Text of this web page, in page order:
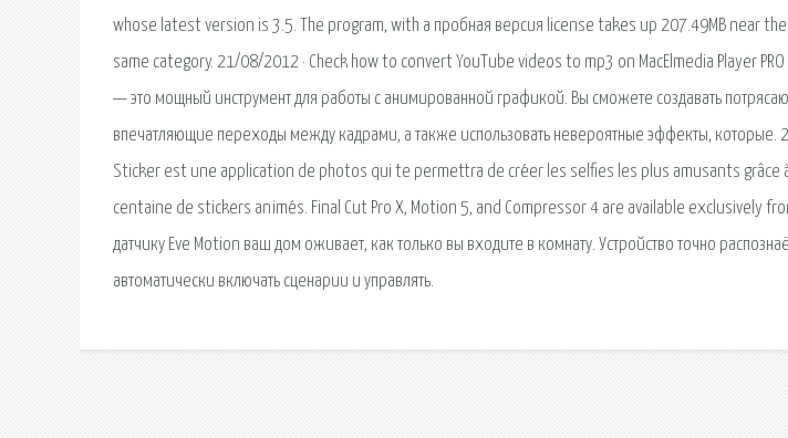
whose latest version is 3.5. The program, with a пробная версия license takes up 207.49MB near
same category. 21/08/2012 · Check how to convert YouTube videos to mp3 on MacElmedia Player
— это мощный инструмент для работы с анимированной графикой. Вы сможете создавать
впечатляющие переходы между кадрами, а также использовать невероятные эффекты, которые.
Sticker est une application de photos qui te permettra de créer les selfies les plus amusants grâce
centaine de stickers animés. Final Cut Pro X, Motion 5, and Compressor 4 are available exclusively
датчику Eve Motion ваш дом оживает, как только вы входите в комнату. Устройство точно
автоматически включать сценарии и управлять.